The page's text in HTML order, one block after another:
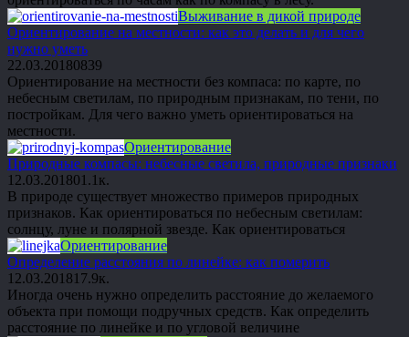
Выживание в дикой природе
Ориентирование на местности: как это делать и для чего
нужно уметь
22.03.20180839
Ориентирование на местности без компаса: по карте, по
небесным светилам, по природным признакам, по тени, по
постройкам. Для чего важно уметь ориентироваться на
местности.
Ориентирование
Природные компасы: небесные светила, природные признаки
12.03.201801.1к.
В природе существует множество примеров природных
признаков. Как ориентироваться по небесным светилам:
солнцу, луне и полярной звезде. Как ориентироваться
Ориентирование
Определение расстояния по линейке: как померить
12.03.20181 7.9к.
Иногда очень нужно определить расстояние до желаемого
объекта при помощи подручных средств. Как определить
расстояние по линейке и по угловой величине